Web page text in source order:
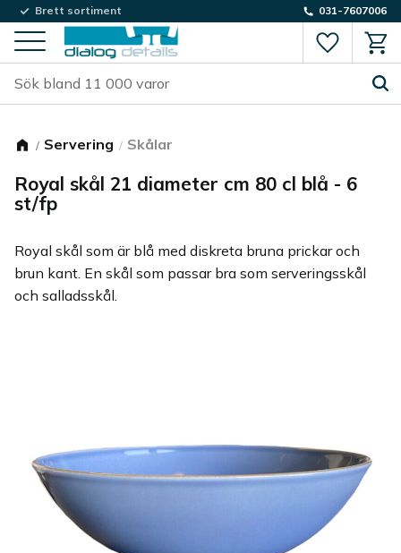
Meny
Brett sortiment 031-7607006
Servering Skålar
Royal skål 21 diameter cm 80 cl blå - 6
st/fp
Royal skål som är blå med diskreta bruna prickar och
brun kant. En skål som passar bra som serveringsskål
och salladsskål.